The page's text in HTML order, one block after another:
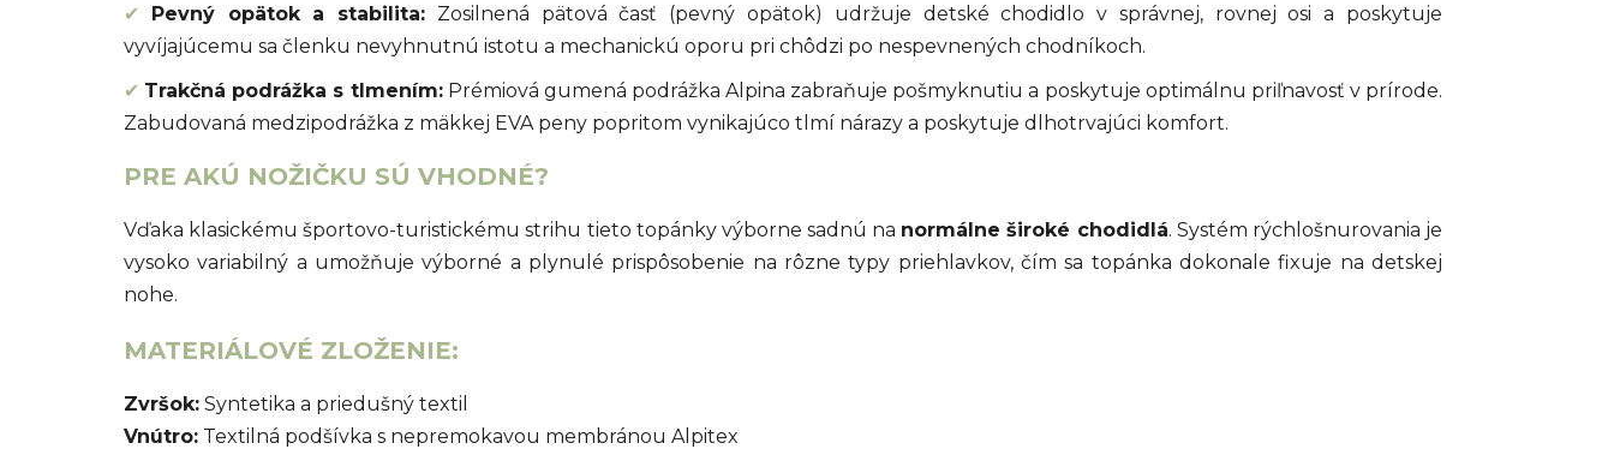
✔
Pevný opätok a stabilita: Zosilnená pätová časť (pevný opätok) udržuje detské chodidlo v správnej, rovnej osi a poskytuje
vyvíjajúcemu sa členku nevyhnutnú istotu a mechanickú oporu pri chôdzi po nespevnených chodníkoch.
✔ Trakčná podrážka s tlmením:Prémiová gumená podrážka Alpina zabraňuje pošmyknutiu a poskytuje optimálnu priľnavosť v prírode.
Zabudovaná medzipodrážka z mäkkej EVA peny popritom vynikajúco tlmí nárazy a poskytuje dlhotrvajúci komfort.
PRE AKÚ NOŽIČKU SÚ VHODNÉ?
Vďaka klasickému športovo-turistickému strihu tieto topánky výborne sadnú na normálne široké chodidlá. Systém rýchlošnurovania je
vysoko variabilný a umožňuje výborné a plynulé prispôsobenie na rôzne typy priehlavkov, čím sa topánka dokonale fixuje na detskej
nohe.
MATERIÁLOVÉ ZLOŽENIE:
Zvršok: Syntetika a priedušný textil
Vnútro: Textilná podšívka s nepremokavou membránou Alpitex